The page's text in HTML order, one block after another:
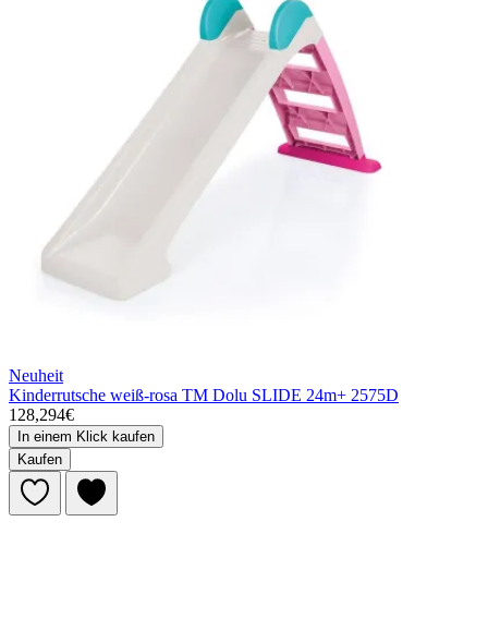
Neuheit
Kinderrutsche weiß-rosa TM Dolu SLIDE 24m+ 2575D
128,294€
In einem Klick kaufen
Kaufen